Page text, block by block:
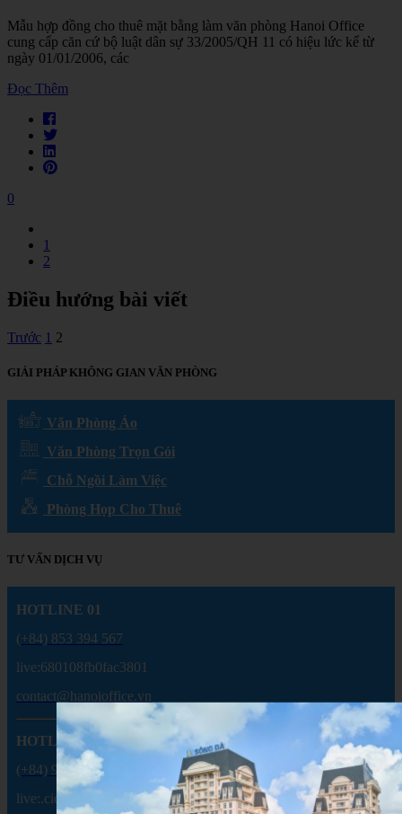
Mẫu hợp đồng cho thuê mặt bằng làm văn phòng Hanoi Office
cung cấp căn cứ bộ luật dân sự 33/2005/QH 11 có hiệu lức kể từ
ngày 01/01/2006, các
Đọc Thêm
0
1
2
Điều hướng bài viết
Trước 1 2
GIẢI PHÁP KHÔNG GIAN VĂN PHÒNG
Văn Phòng Ảo
Văn Phòng Trọn Gói
Chỗ Ngồi Làm Việc
Phòng Họp Cho Thuê
TƯ VẤN DỊCH VỤ
HOTLINE 01
(+84) 853 394 567
live:680108fb0fac3801
contact@hanoioffice.vn
HOTLINE 02
(+84) 904 388 909
live:.cid.6c7dfe63a917820d